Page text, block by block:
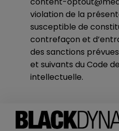
violation de la
susceptible de
contrefaçon et
des sanctions prévues
et suivants du Code
intellectuelle.